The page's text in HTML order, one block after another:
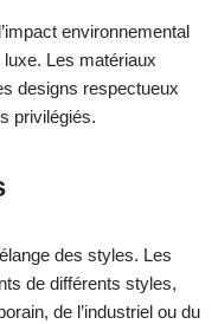
environnemental
Les matériaux
designs respectueux
privilégiés.
des styles. Les
de différents styles,
de l’industriel ou du